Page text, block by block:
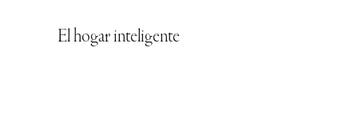
El hogar inteligente